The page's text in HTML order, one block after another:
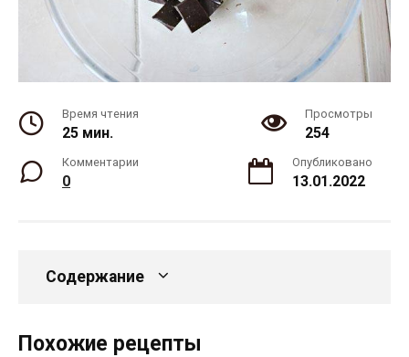
Время чтения
25 мин.
Просмотры
254
Комментарии
0
Опубликовано
13.01.2022
Содержание
Похожие рецепты